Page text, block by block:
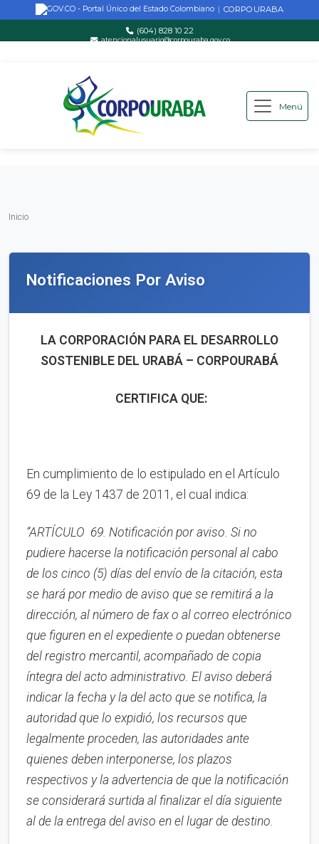
Saltar al contenido principal
| CORPOURABA
(604) 828 10 22
atencionalusuario@corpouraba.gov.co
Menú
Inicio
Notificaciones Por Aviso
LA CORPORACIÓN PARA EL DESARROLLO
SOSTENIBLE DEL URABÁ – CORPOURABÁ
CERTIFICA QUE:
En cumplimiento de lo estipulado en el Artículo
69 de la Ley 1437 de 2011, el cual indica:
“ARTÍCULO 69. Notificación por aviso. Si no
pudiere hacerse la notificación personal al cabo
de los cinco (5) días del envío de la citación, esta
se hará por medio de aviso que se remitirá a la
dirección, al número de fax o al correo electrónico
que figuren en el expediente o puedan obtenerse
del registro mercantil, acompañado de copia
íntegra del acto administrativo. El aviso deberá
indicar la fecha y la del acto que se notifica, la
autoridad que lo expidió, los recursos que
legalmente proceden, las autoridades ante
quienes deben interponerse, los plazos
respectivos y la advertencia de que la notificación
se considerará surtida al finalizar el día siguiente
al de la entrega del aviso en el lugar de destino.